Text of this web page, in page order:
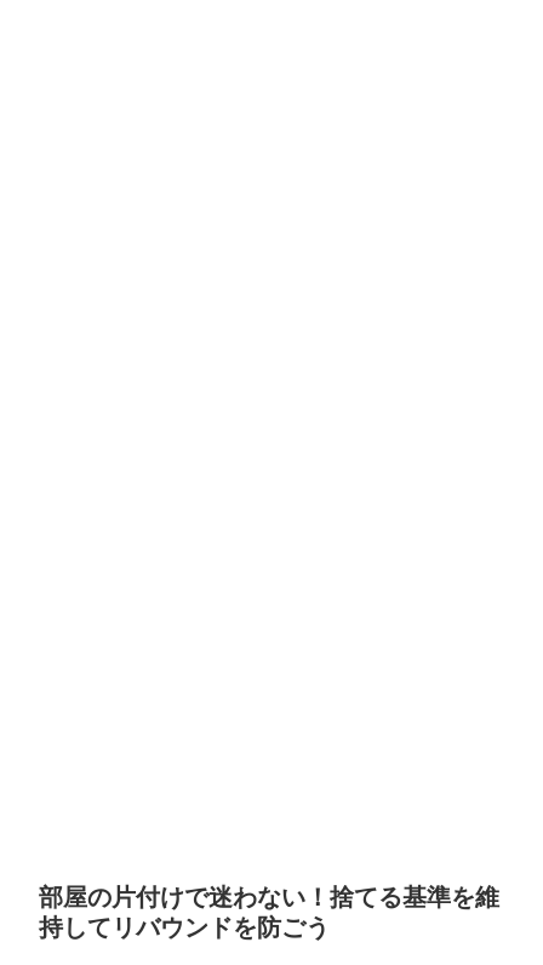
部屋の片付けで迷わない！捨てる基準を維
持してリバウンドを防ごう